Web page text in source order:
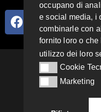
93.4
occupano di
e social media, i
combinarle con
fornito loro o
utilizzo dei loro
Cookie Tecnici
Cookie
MarketingMarketing